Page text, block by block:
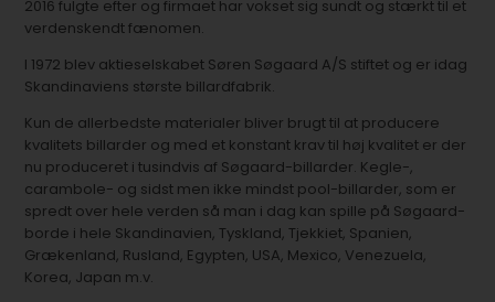
2016 fulgte efter og firmaet har vokset sig sundt og stærkt til et
verdenskendt fænomen.
I 1972 blev aktieselskabet Søren Søgaard A/S stiftet og er idag
Skandinaviens største billardfabrik.
Kun de allerbedste materialer bliver brugt til at producere
kvalitets billarder og med et konstant krav til høj kvalitet er der
nu produceret i tusindvis af Søgaard-billarder. Kegle-,
carambole- og sidst men ikke mindst pool-billarder, som er
spredt over hele verden så man i dag kan spille på Søgaard-
borde i hele Skandinavien, Tyskland, Tjekkiet, Spanien,
Grækenland, Rusland, Egypten, USA, Mexico, Venezuela,
Korea, Japan m.v.